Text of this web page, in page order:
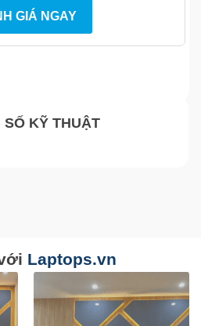
GIÁ NGAY
SỐ KỸ THUẬT
Laptops.vn